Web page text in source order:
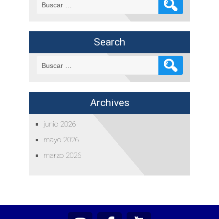
Search
Archives
junio 2026
mayo 2026
marzo 2026